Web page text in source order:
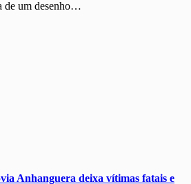
de um desenho…
Anhanguera deixa vítimas fatais e